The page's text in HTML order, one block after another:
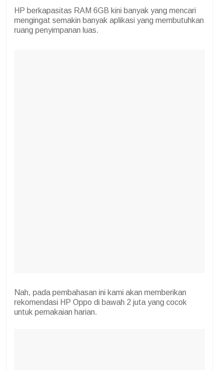
HP berkapasitas RAM 6GB kini banyak yang mencari
mengingat semakin banyak aplikasi yang membutuhkan
ruang penyimpanan luas.
Nah, pada pembahasan ini kami akan memberikan
rekomendasi HP Oppo di bawah 2 juta yang cocok
untuk pemakaian harian.